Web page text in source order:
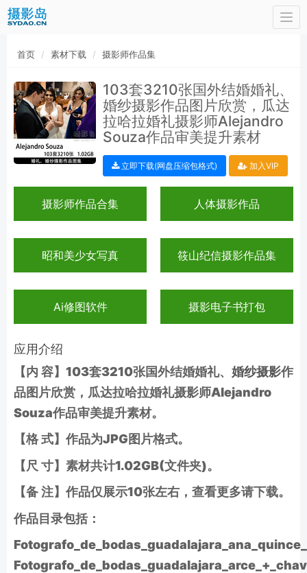
首页 素材下载 摄影师作品集
103套3210张国外结婚婚礼、
婚纱摄影作品图片欣赏，瓜达
拉哈拉婚礼摄影师Alejandro
Souza作品审美提升素材
立即下载(网盘压缩包格式) 加入VIP
摄影师作品合集 人体摄影作品
昭和美少女写真 筱山纪信摄影作品集
Ai修图软件 摄影电子书打包
应用介绍
【内 容】103套3210张国外结婚婚礼、 婚纱摄影作
品图片欣赏，瓜达拉哈拉婚礼摄影师Alejandro
Souza作品审美提升素材。
【格 式】作品为JPG图片格式。
【尺 寸】素材共计1.02GB(文件夹)。
【备 注】作品仅展示10张左右，查看更多请下载。
作品目录包括：